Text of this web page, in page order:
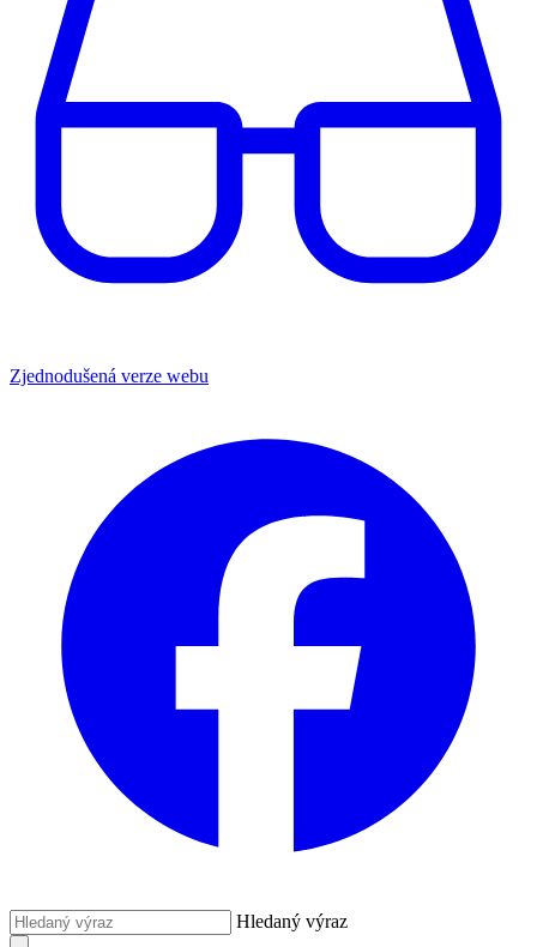
Zjednodušená verze webu
Hledaný výraz